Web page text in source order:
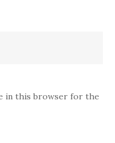
in this browser for the